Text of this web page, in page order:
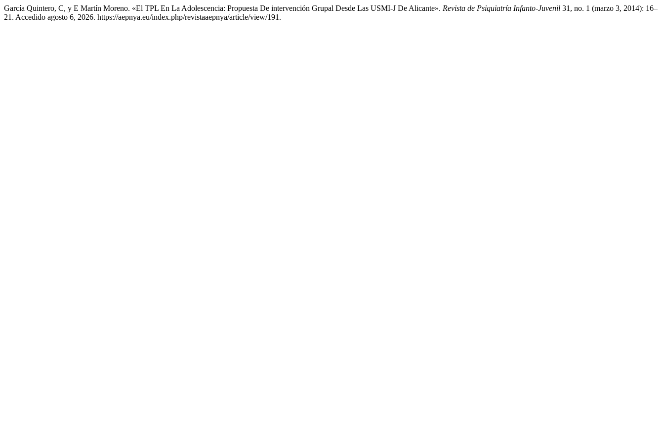
García Quintero, C, y E Martín Moreno. «El TPL En La Adolescencia: Propuesta De intervención Grupal Desde Las USMI-J De Alicante». Revista de Psiquiatría Infanto-Juvenil 31, no. 1 (marzo 3, 2014): 16–
21. Accedido agosto 6, 2026. https://aepnya.eu/index.php/revistaaepnya/article/view/191.